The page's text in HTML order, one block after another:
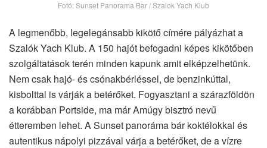
Fotó: Sunset Panorama Bar / Szalok Yach Klub
A legmenőbb, legelegánsabb kikötő címére pályázhat a
Szalók Yach Klub. A 150 hajót befogadni képes kikötőben
szolgáltatások terén minden kapunk amit elképzelhetünk.
Nem csak hajó- és csónakbérléssel, de benzinkúttal,
kisbolttal is várják a betérőket. Fogyasztani a szárazföldön
a korábban Portside, ma már Amúgy bisztró nevű
étteremben lehet. A Sunset panoráma bár koktélokkal és
autentikus nápolyi pizzával várja a betérőket, de a vízre